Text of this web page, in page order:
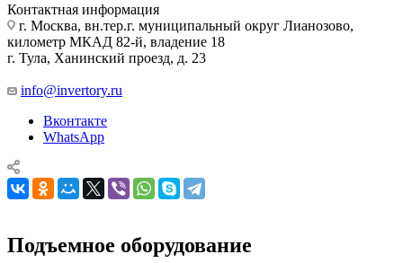
Контактная информация
г. Москва, вн.тер.г. муниципальный округ Лианозово,
километр МКАД 82-й, владение 18
г. Тула, Ханинский проезд, д. 23
info@invertory.ru
Вконтакте
WhatsApp
Подъемное оборудование